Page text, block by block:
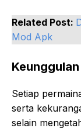
Related Post:
Mod Apk
Setiap
serta
selain